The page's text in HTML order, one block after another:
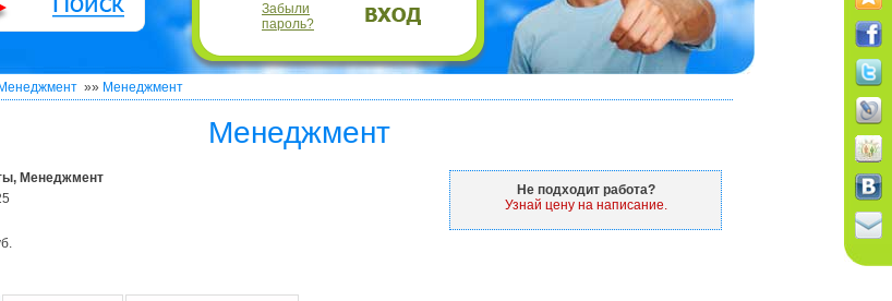
Забыли
пароль?
Менеджмент »» Менеджмент
Менеджмент
Менеджмент
Не подходит работа?
Узнай цену на написание.